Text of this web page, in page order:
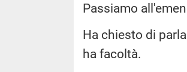
Passiamo
Ha chiesto di
ha facoltà.